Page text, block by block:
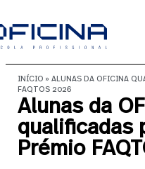
INÍCIO »ALUNAS DA OFICINA
FAQTOS 2026
Alunas da
qualificadas
Prémio